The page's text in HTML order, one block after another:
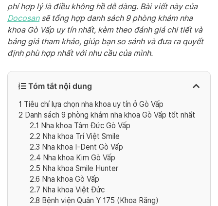
phí hợp lý là điều không hề dễ dàng. Bài viết này của
Docosansẽ tổng hợp danh sách 9 phòng khám nha
khoa Gò Vấp uy tín nhất, kèm theo đánh giá chi tiết và
bảng giá tham khảo, giúp bạn so sánh và đưa ra quyết
định phù hợp nhất với nhu cầu của mình.
Tóm tắt nội dung
1 Tiêu chí lựa chọn nha khoa uy tín ở Gò Vấp
2 Danh sách 9 phòng khám nha khoa Gò Vấp tốt nhất
2.1 Nha khoa Tâm Đức Gò Vấp
2.2 Nha khoa Trí Việt Smile
2.3 Nha khoa I-Dent Gò Vấp
2.4 Nha khoa Kim Gò Vấp
2.5 Nha khoa Smile Hunter
2.6 Nha khoa Gò Vấp
2.7 Nha khoa Việt Đức
2.8 Bệnh viện Quân Y 175 (Khoa Răng)